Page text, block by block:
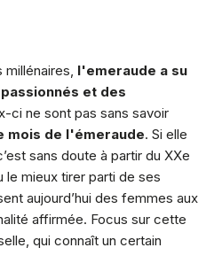
millénaires, l'emeraude a su
et des
ci ne sont pas sans savoir
mois de l'émeraude. Si elle
sans doute à partir du XXe
le mieux tirer parti de ses
aujourd’hui des femmes aux
affirmée. Focus sur cette
qui connaît un certain